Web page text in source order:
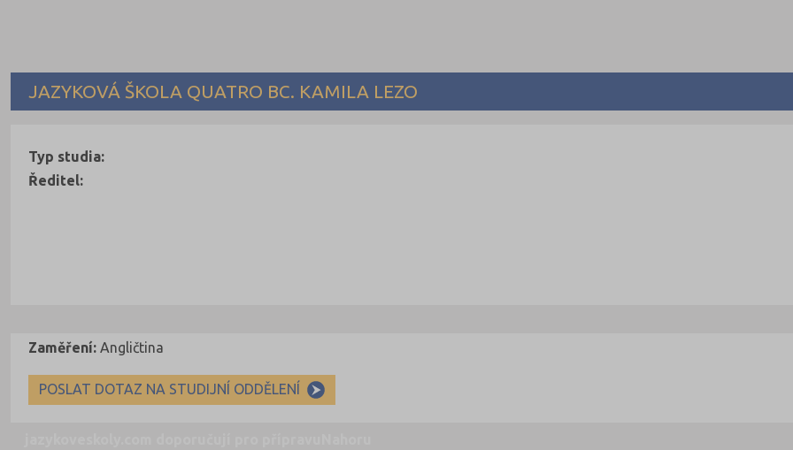
JAZYKOVÁ ŠKOLA QUATRO BC. KAMILA LEZO
Typ studia:
Ředitel:
Zaměření: Angličtina
POSLAT DOTAZ NA STUDIJNÍ ODDĚLENÍ